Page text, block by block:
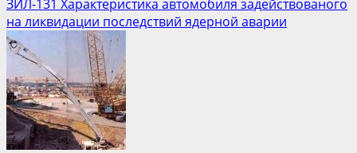
о
Четвероногий
робот
поможет
ликвидировать
аварию
на
АЭС
ЗИЛ-131 Характеристика автомобиля задействованого
на ликвидации последствий ядерной аварии